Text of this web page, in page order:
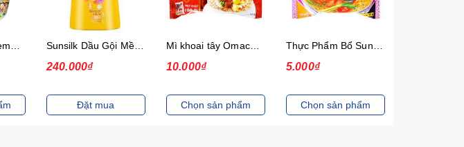
240.000₫
Đặt mua
Mì khoai tây Omachi Special bò hầm xốt vang gói 92g (có gói thịt thật)
10.000₫
Chọn sản phẩm
5.000₫
Chọn sản phẩm